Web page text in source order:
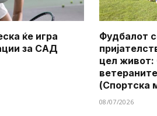
ќе игра
за САД
Фудбалот
цел живот:
(Спортска
08/07/2026